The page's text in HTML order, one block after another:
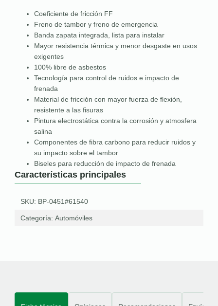
Coeficiente de fricción FF
Freno de tambor y freno de emergencia
Banda zapata integrada, lista para instalar
Mayor resistencia térmica y menor desgaste en usos
exigentes
100% libre de asbestos
Tecnología para control de ruidos e impacto de
frenada
Material de fricción con mayor fuerza de flexión,
resistente a las fisuras
Pintura electrostática contra la corrosión y atmosfera
salina
Componentes de fibra carbono para reducir ruidos y
su impacto sobre el tambor
Biseles para reducción de impacto de frenada
Características principales
SKU: BP-0451#61540
Categoría: Automóviles